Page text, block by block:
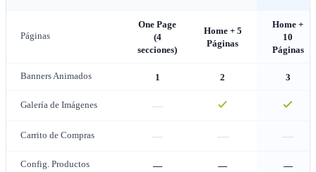
Páginas
One Page
(4
secciones)
Home + 5
Páginas
Home +
10
Páginas
Banners Animados 1 2 3
Galería de Imágenes —
Carrito de Compras — — —
Config. Productos — — —